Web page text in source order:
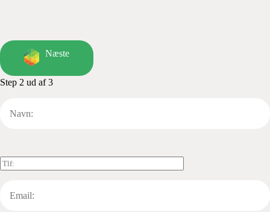
Næste
Step 2 ud af 3